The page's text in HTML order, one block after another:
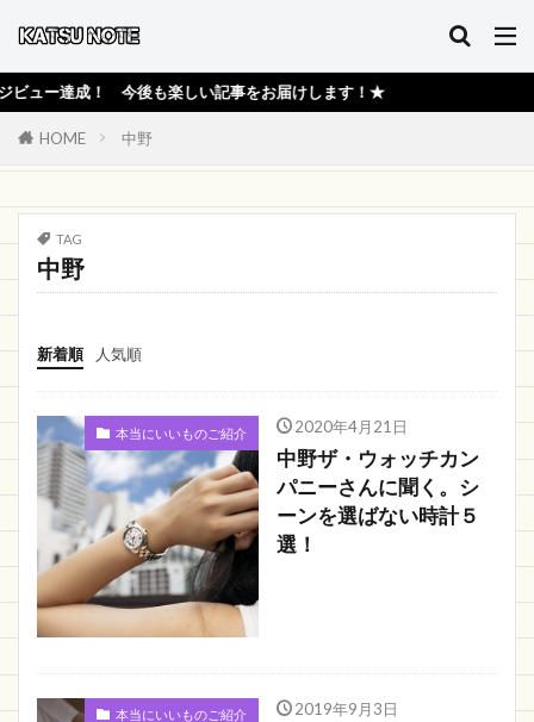
達成！ 今後も楽しい記事をお届けします！★
HOME 中野
TAG
中野
新着順 人気順
本当にいいものご紹介 2020年4月21日
中野ザ・ウォッチカン
パニーさんに聞く。シ
ーンを選ばない時計５
選！
本当にいいものご紹介
2019年9月3日